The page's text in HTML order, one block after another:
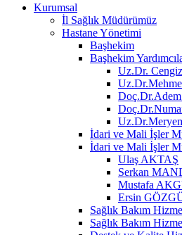
Kurumsal
İl Sağlık Müdürümüz
Hastane Yönetimi
Başhekim
Başhekim
Uz.Dr.
İdari ve Mali İşler
İdari ve Mali İşler
Ulaş AKTAŞ
Serkan
Mustafa
Ersin
Sağlık Bakım
Sağlık Bakım